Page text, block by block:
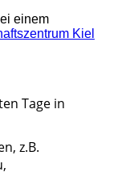
einem
Kiel
Tage in
z.B.